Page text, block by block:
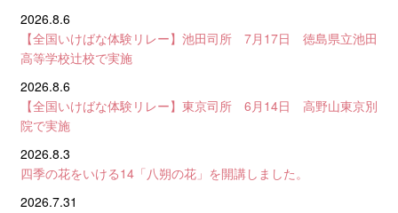
2026.8.6
【全国いけばな体験リレー】池田司所 7月17日 徳島県立池田
高等学校辻校で実施
2026.8.6
【全国いけばな体験リレー】東京司所 6月14日 高野山東京別
院で実施
2026.8.3
四季の花をいける14「八朔の花」を開講しました。
2026.7.31